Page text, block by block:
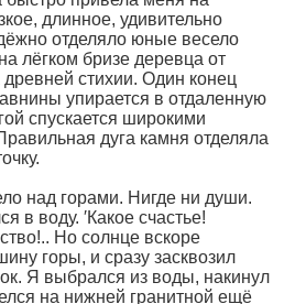
длинное, удивительно
отделяло юные весело
лёгком бризе деревца от
древней стихии. Один конец
упирается в отдаленную
спускается широкими
дуга камня отделяла
над горами. Нигде ни души.
в воду. ′Какое счастье!
Но солнце вскоре
горы, и сразу засквозил
Я выбрался из воды, накинул
на нижней гранитной ещё